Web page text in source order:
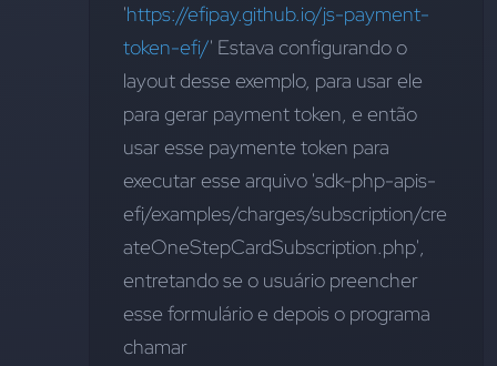
'https://efipay.github.io/js-payment-
token-efi/' Estava configurando o
layout desse exemplo, para usar ele
para gerar payment token, e então
usar esse paymente token para
executar esse arquivo 'sdk-php-apis-
efi/examples/charges/subscription/cre
ateOneStepCardSubscription.php',
entretando se o usuário preencher
esse formulário e depois o programa
chamar